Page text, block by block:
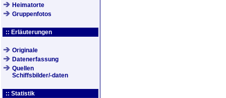
Heimatorte
Gruppenfotos
:: Erläuterungen
Originale
Datenerfassung
Quellen
Schiffsbilder/-daten
:: Statistik